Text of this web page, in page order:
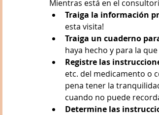
Mientras está en el
Traiga la información
esta visita!
Traiga un cuaderno
haya hecho y para la
Registre las
etc. del medicamento o
pena tener la
cuando no puede
Determine las